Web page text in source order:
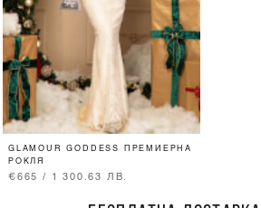
GLAMOUR GODDESS ПРЕМИЕРНА
РОКЛЯ
€665 / 1 300.63 ЛВ.